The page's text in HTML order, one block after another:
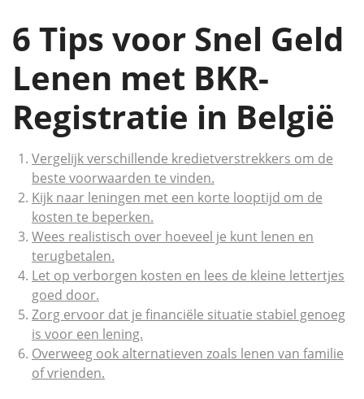
6 Tips voor Snel Geld
Lenen met BKR-
Registratie in België
Vergelijk verschillende kredietverstrekkers om de
beste voorwaarden te vinden.
Kijk naar leningen met een korte looptijd om de
kosten te beperken.
Wees realistisch over hoeveel je kunt lenen en
terugbetalen.
Let op verborgen kosten en lees de kleine lettertjes
goed door.
Zorg ervoor dat je financiële situatie stabiel genoeg
is voor een lening.
Overweeg ook alternatieven zoals lenen van familie
of vrienden.